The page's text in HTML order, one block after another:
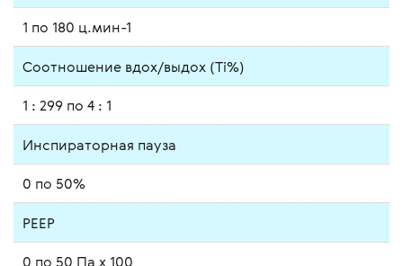
1 по 180 ц.мин-1
Соотношение вдох/выдох (Ti%)
1 : 299 по 4 : 1
Инспираторная пауза
0 по 50%
РЕЕР
0 по 50 Па x 100